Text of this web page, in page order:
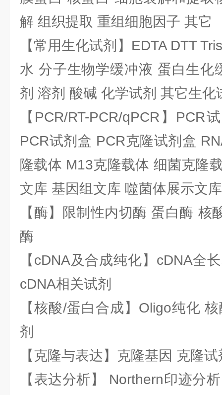
解 组织提取 重组细胞因子 其它
【常用生化试剂】EDTA DTT
水 分子生物学缓冲液 蛋白生化
剂 溶剂 酸碱 化学试剂 其它生化
【PCR/RT-PCR/qPCR】PCR
PCR试剂盒 PCR克隆试剂盒
隆载体 M13克隆载体 细菌克隆
文库 基因组文库 噬菌体展示文库
【酶】限制性内切酶 蛋白酶 核
酶
【cDNA及合成纯化】cDNA全
cDNA相关试剂
【核酸/蛋白合成】Oligo纯化
剂
【克隆与表达】克隆基因 克隆
【表达分析】 Northern印迹分